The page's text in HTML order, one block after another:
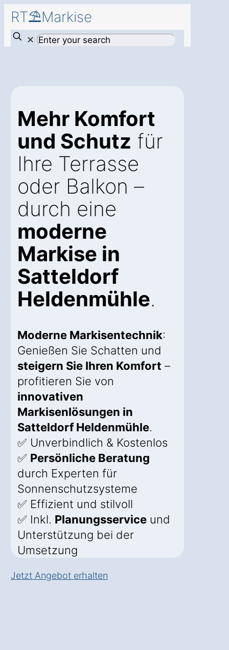
RT⛱️Markise
✕
Mehr Komfort
und Schutz für
Ihre Terrasse
oder Balkon –
durch eine
moderne
Markise in
Satteldorf
Heldenmühle.
Moderne Markisentechnik:
Genießen Sie Schatten und
steigern Sie Ihren Komfort –
profitieren Sie von
innovativen
Markisenlösungen in
Satteldorf Heldenmühle.
✅ Unverbindlich & Kostenlos
✅ Persönliche Beratung
durch Experten für
Sonnenschutzsysteme
✅ Effizient und stilvoll
✅ Inkl. Planungsservice und
Unterstützung bei der
Umsetzung
Jetzt Angebot erhalten